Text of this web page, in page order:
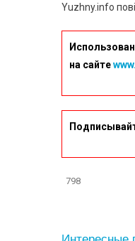
Yuzhny.info
на сайте
798